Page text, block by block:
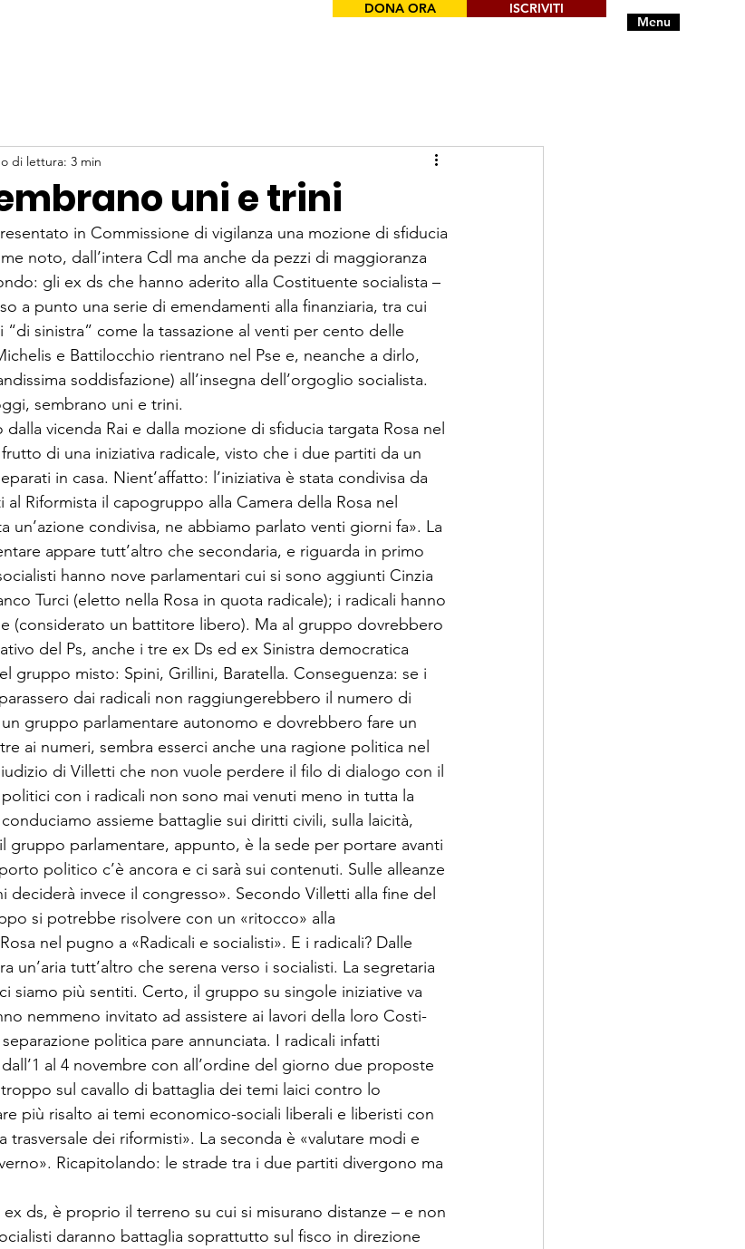
Menu
DONA ORA ISCRIVITI
uni e trini
di lettura: 3 min
in Commissione di vigilanza una mo­zione di sfiducia
noto, dall’intera Cdl ma anche da pezzi di maggioranza
gli ex ds che hanno aderito alla Costituente socialista –
a punto una serie di emendamenti alla finanziaria, tra cui
si­nistra” come la tassazione al venti per cento delle
e Battilocchio rientrano nel Pse e, neanche a dirlo,
soddisfazione) all’inse­gna dell’orgoglio socialista.
sembrano uni e trini.
vicenda Rai e dalla mozione di sfiducia targata Rosa nel
di una iniziativa radicale, vi­sto che i due partiti da un
in casa. Nient’affatto: l’iniziativa è stata condivisa da
Riformi­sta il capogruppo alla Camera della Rosa nel
un’a­zione condivisa, ne abbiamo parlato ven­ti giorni fa». La
appare tutt’altro che seconda­ria, e riguarda in primo
hanno nove parla­mentari cui si sono aggiunti Cinzia
Turci (eletto nella Rosa in quota radicale); i ra­dicali hanno
(considerato un battitore libero). Ma al gruppo dovrebbero
del Ps, anche i tre ex Ds ed ex Sinistra democratica
gruppo misto: Spini, Grillini, Baratella. Conseguenza: se i
dai radicali non raggiungerebbero il nu­mero di
gruppo parlamentare autonomo e do­vrebbero fare un
ai numeri, sembra esserci anche una ragione politica nel
di Villetti che non vuole perdere il filo di dialogo con il
con i radicali non sono mai venuti meno in tut­ta la
assieme battaglie sui diritti civili, sulla laicità,
gruppo parlamentare, appunto, è la se­de per portare avanti
politico c’è ancora e ci sarà sui contenuti. Sulle alleanze
deciderà invece il congresso». Secondo Villetti alla fine del
si potrebbe risolvere con un «ritocco» alla
nel pugno a «Radicali e socialisti». E i radicali? Dalle
un’aria tutt’altro che serena verso i socialisti. La segretaria
siamo più sentiti. Certo, il gruppo su singole iniziative va
nemmeno invita­to ad assistere ai lavori della loro Costi­
politica pare annunciata. I radicali in­fatti
al 4 novembre con all’ordine del giorno due proposte
sul cavallo di battaglia dei temi laici contro lo
più risalto ai temi economico-sociali liberali e liberisti con
trasversale dei rifor­misti». La seconda è «valutare modi e
Ri­capitolando: le strade tra i due partiti divergono ma
ds, è proprio il terreno su cui si misurano di­stanze – e non
daranno battaglia soprattut­to sul fisco in direzione